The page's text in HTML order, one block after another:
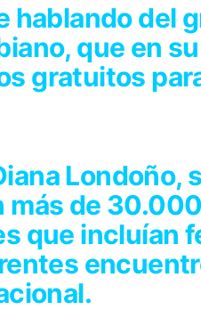
hablando del
que en
gratuitos
Londoño,
más de
que incluían